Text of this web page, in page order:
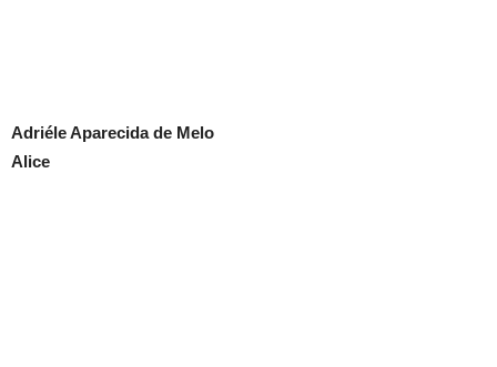
Adriéle Aparecida de Melo
Alice